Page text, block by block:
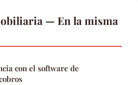
— En la misma
con el software de